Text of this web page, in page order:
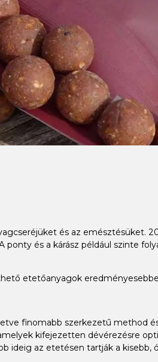
és az emésztésüket.
és a kárász például szinte
etetőanyagok
finomabb szerkezetű method
kifejezetten dévérezésre
ideig az etetésen tartják a kisebb,